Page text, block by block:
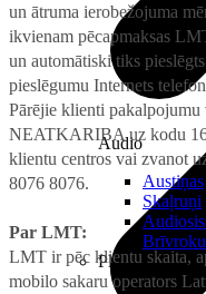
Audio
Austiņas
Skaļruņi
Brīvroku
Planšetes
un ātruma ierobežojuma
ikvienam pēcapmaksas
un automātiski tiks
pieslēgumu Internets
Pārējie klienti
NEATKARIBA uz kodu
klientu centros vai zvanot
8076 8076.
Par LMT:
LMT ir pēc klientu skaita,
mobilo sakaru operators